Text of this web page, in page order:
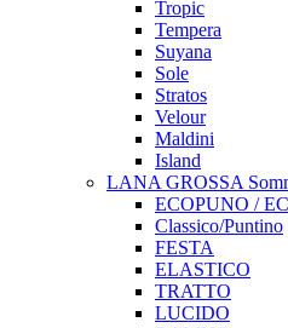
Tropic
Tempera
Suyana
Sole
Stratos
Velour
Maldini
Island
LANA GROSSA
ECOPUNO /
Classico/Puntino
FESTA
ELASTICO
TRATTO
LUCIDO